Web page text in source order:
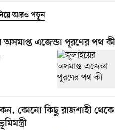
আরও পড়ুন
অসমাপ্ত এজেন্ডা পূরণের পথ কী
কোনো কিছু রাজশাহী থেকে